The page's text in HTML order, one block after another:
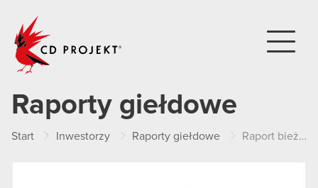
Raporty giełdowe
Start Inwestorzy Raporty giełdowe Raport bieżący nr 4/2011